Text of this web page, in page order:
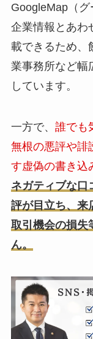
GoogleMap（グ
企業情報とあわ
載できるため、
業事務所など幅
しています。
一方で、 誰でも
無根の悪評や誹
す虚偽の書き込
ネガティブな口
評が目立ち、来
取引機会の損失
ん。